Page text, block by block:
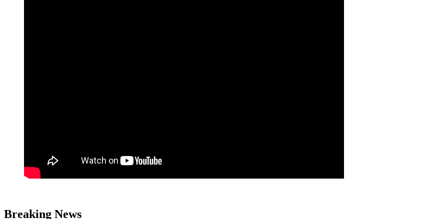
Breaking News